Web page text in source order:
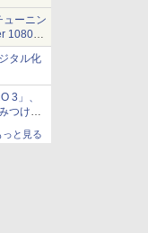
ーニン
1080
タル化
3」、
つけた
っと見る